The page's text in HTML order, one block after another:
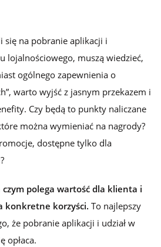
się na pobranie aplikacji i
lojalnościowego, muszą wiedzieć,
ogólnego zapewnienia o
warto wyjść z jasnym przekazem i
Czy będą to punkty naliczane
można wymieniać na nagrody?
dostępne tylko dla
polega wartość dla klienta i
konkretne korzyści. To najlepszy
że pobranie aplikacji i udział w
opłaca.